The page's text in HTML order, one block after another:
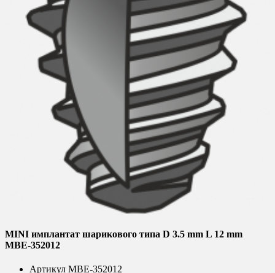
MINI имплантат шарикового типа D 3.5 mm L 12 mm
MBE-352012
Артикул MBE-352012